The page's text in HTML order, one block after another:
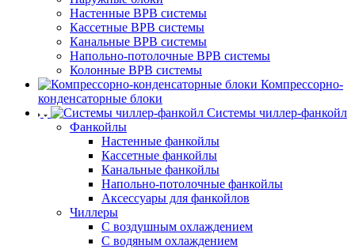
Настенные ВРВ системы
Кассетные ВРВ системы
Канальные ВРВ системы
Напольно-потолочные ВРВ системы
Колонные ВРВ системы
Компрессорно-
конденсаторные блоки
Системы чиллер-фанкойл
Фанкойлы
Настенные фанкойлы
Кассетные фанкойлы
Канальные фанкойлы
Напольно-потолочные фанкойлы
Аксессуары для фанкойлов
Чиллеры
С воздушным охлаждением
С водяным охлаждением